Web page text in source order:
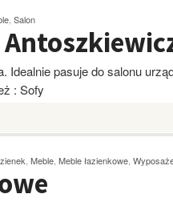
Salon
Idealnie pasuje do salonu
: Sofy
Meble Meble łazienkowe